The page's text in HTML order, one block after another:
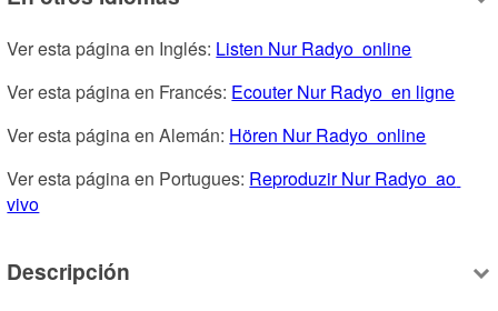
Ver esta página en Inglés: Listen Nur Radyo  online
Ver esta página en Francés: Ecouter Nur Radyo  en ligne
Ver esta página en Alemán: Hören Nur Radyo  online
Ver esta página en Portugues: Reproduzir Nur Radyo  ao
vivo
Descripción